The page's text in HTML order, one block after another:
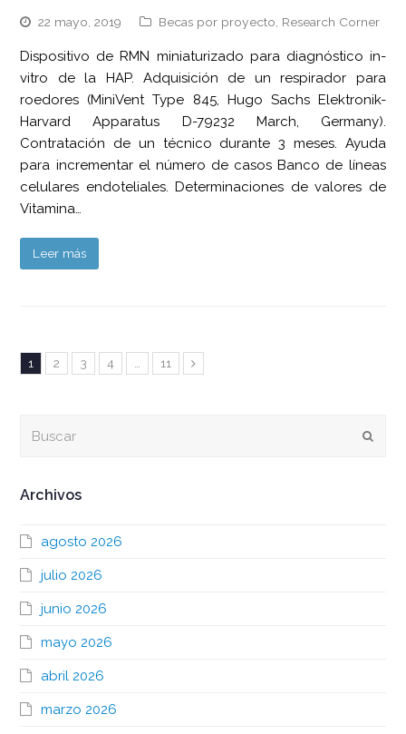
22 mayo, 2019 Becas por proyecto Research Corner
Dispositivo de RMN miniaturizado para diagnóstico in-
vitro de la HAP. Adquisición de un respirador para
roedores (MiniVent Type 845, Hugo Sachs Elektronik-
Harvard Apparatus D-79232 March, Germany).
Contratación de un técnico durante 3 meses. Ayuda
para incrementar el número de casos Banco de líneas
celulares endoteliales. Determinaciones de valores de
Vitamina…
Leer más
Page
1 Page
2 Page
3 Page
4 … Page
11 Siguiente
Archivos
agosto 2026
julio 2026
junio 2026
mayo 2026
abril 2026
marzo 2026